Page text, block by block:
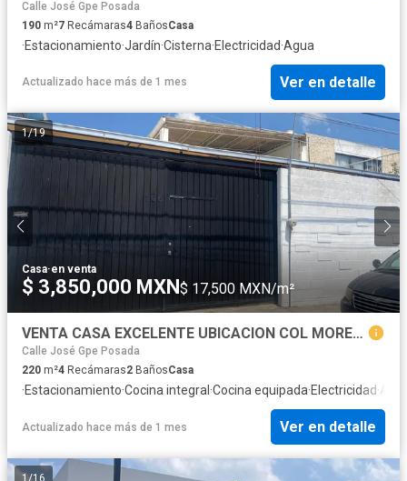
Calle José Gpe Posada
190 m²7 Recámaras4 BañosCasa
·Estacionamiento·Jardín·Cisterna·Electricidad·Agua
Actualizado hace más de 1 mes Ver en detalle
1/19
Casa·en venta
$ 3,850,000 MXN $ 17,500 MXN/m²
VENTA CASA EXCELENTE UBICACION COL MORELOS 1ra SECCION EN PRIVADA SOBRE VENUSTIANO CARANZA
Calle José Gpe Posada
220 m²4 Recámaras2 BañosCasa
·Estacionamiento·Cocina integral ·Cocina equipada·Electricidad·
Actualizado hace más de 1 mes Ver en detalle
1/16